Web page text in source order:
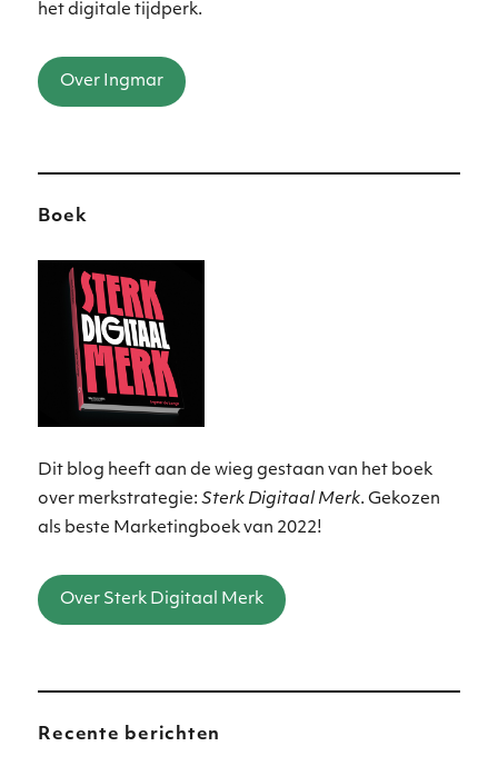
het digitale tijdperk.
Over Ingmar
Boek
Dit blog heeft aan de wieg gestaan van het boek
over merkstrategie:Sterk Digitaal Merk. Gekozen
als beste Marketingboek van 2022!
Over Sterk Digitaal Merk
Recente berichten